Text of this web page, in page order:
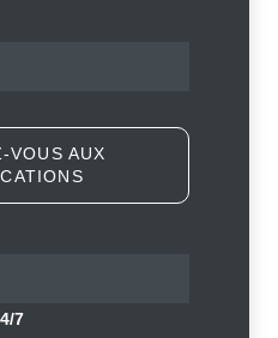
resserre son
d’échec politique, Youri
VOUS AUX
7